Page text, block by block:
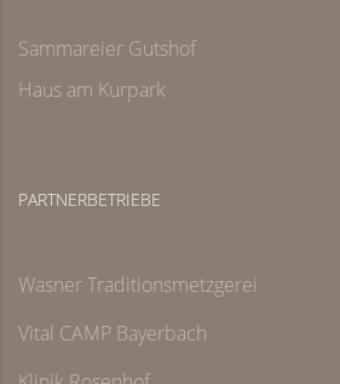
Sammareier Gutshof
Haus am Kurpark
PARTNERBETRIEBE
Wasner Traditionsmetzgerei
Vital CAMP Bayerbach